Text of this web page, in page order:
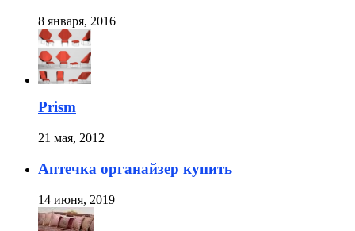
8 января, 2016
Prism
21 мая, 2012
Аптечка органайзер купить
14 июня, 2019